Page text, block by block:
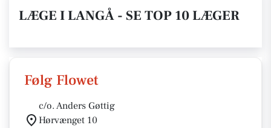
LÆGE I LANGÅ - SE TOP 10 LÆGER
Følg Flowet
c/o. Anders Gøttig
Hørvænget 10